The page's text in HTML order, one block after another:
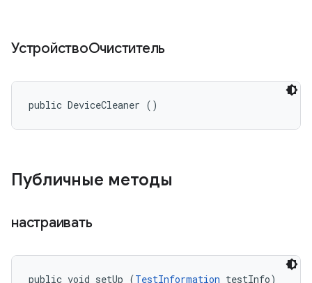
УстройствоОчиститель
public DeviceCleaner ()
Публичные методы
настраивать
public void setUp (TestInformation testInfo)